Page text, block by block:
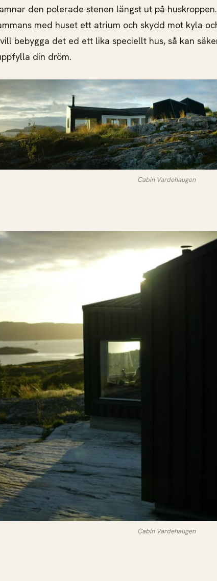
den polerade stenen längst ut på
med huset ett atrium och skydd mot kyla
bebygga det ed ett lika speciellt hus, så kan
din dröm.
Cabin Vardehaugen
Cabin Vardehaugen